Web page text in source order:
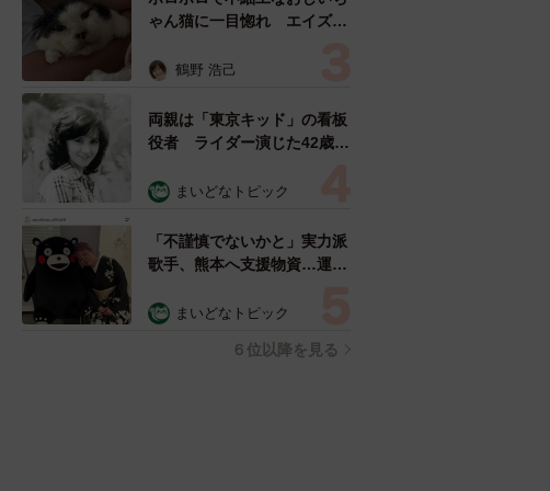
ゃん猫に一目惚れ エイズだ
暮らすと「おじ猫」だって可
鶴野 浩己
両親は「東京キッド」の看板
役者 ライダー演じた42歳元
ングフォト」計画を明言
む」
まいどなトピック
「不謹慎でないかと」実力派
歌手、熊本へ支援物資…運搬
めらい 「痛いほど伝わる」
まいどなトピック
６位以降を見る